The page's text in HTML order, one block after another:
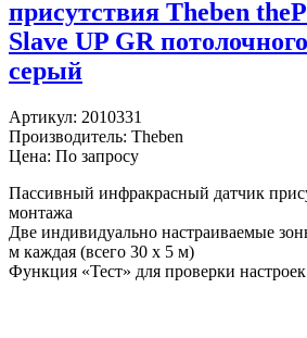
присутствия Theben
Slave UP GR
серый
Артикул: 2010331
Производитель: Theben
Цена: По запросу
Пассивный инфракрасный датчик
монтажа
Две индивидуально настраиваемые
м каждая (всего 30 х 5 м)
Функция «Тест» для проверки